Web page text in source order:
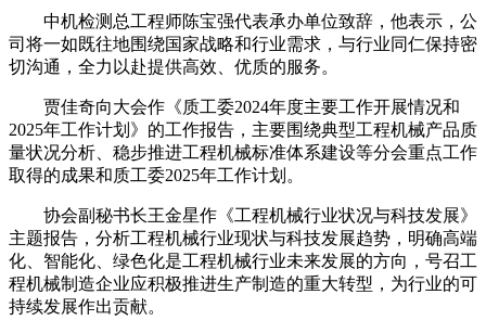
中机检测总工程师陈宝强代表承办单位致辞，他表示，公
司将一如既往地围绕国家战略和行业需求，与行业同仁保持密
切沟通，全力以赴提供高效、优质的服务。
贾佳奇向大会作《质工委2024年度主要工作开展情况和
2025年工作计划》的工作报告，主要围绕典型工程机械产品质
量状况分析、稳步推进工程机械标准体系建设等分会重点工作
取得的成果和质工委2025年工作计划。
协会副秘书长王金星作《工程机械行业状况与科技发展》
主题报告，分析工程机械行业现状与科技发展趋势，明确高端
化、智能化、绿色化是工程机械行业未来发展的方向，号召工
程机械制造企业应积极推进生产制造的重大转型，为行业的可
持续发展作出贡献。